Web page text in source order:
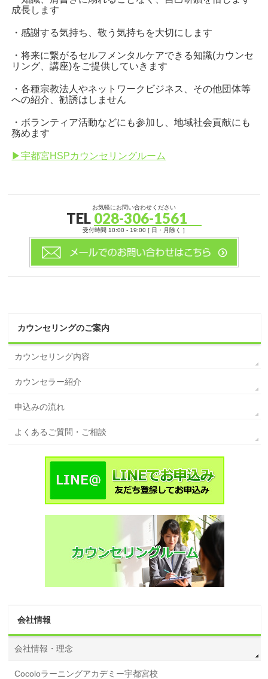
成長します
・感謝する気持ち、敬う気持ちを大切にします
・将来に繋がるセルフメンタルケアできる知識(カウンセ
リング、講座)をご提供していきます
・各種宗教法人やネットワークビジネス、その他団体等
への紹介、勧誘はしません
・ボランティア活動などにも参加し、地域社会貢献にも
務めます
▶宇都宮HSPカウンセリングルーム
お気軽にお問い合わせください
TEL 028-306-1561
受付時間 10:00 - 19:00 [ 日・月除く ]
カウンセリングのご案内
カウンセリング内容
カウンセラー紹介
申込みの流れ
よくあるご質問・ご相談
会社情報
会社情報・理念
Cocoloラーニングアカデミー宇都宮校